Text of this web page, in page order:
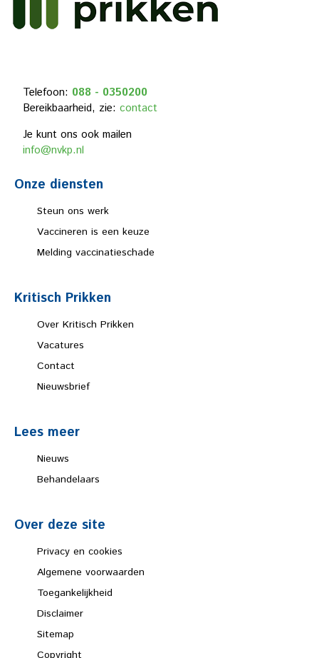
Telefoon: 088 - 0350200
Bereikbaarheid, zie: contact
Je kunt ons ook mailen
info@nvkp.nl
Onze diensten
Steun ons werk
Vaccineren is een keuze
Melding vaccinatieschade
Kritisch Prikken
Over Kritisch Prikken
Vacatures
Contact
Nieuwsbrief
Lees meer
Nieuws
Behandelaars
Over deze site
Privacy en cookies
Algemene voorwaarden
Toegankelijkheid
Disclaimer
Sitemap